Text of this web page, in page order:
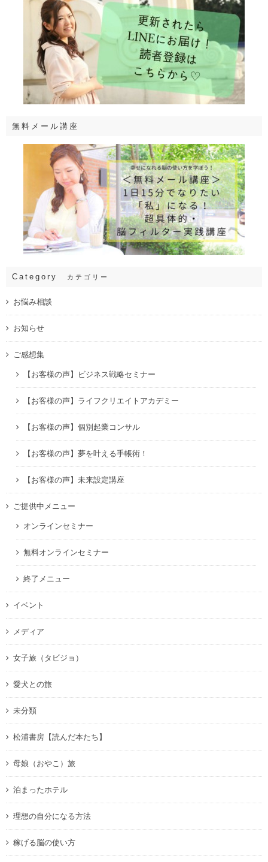
無料メール講座
Category カテゴリー
お悩み相談
お知らせ
ご感想集
【お客様の声】ビジネス戦略セミナー
【お客様の声】ライフクリエイトアカデミー
【お客様の声】個別起業コンサル
【お客様の声】夢を叶える手帳術！
【お客様の声】未来設定講座
ご提供中メニュー
オンラインセミナー
無料オンラインセミナー
終了メニュー
イベント
メディア
女子旅（タビジョ）
愛犬との旅
未分類
松浦書房【読んだ本たち】
母娘（おやこ）旅
泊まったホテル
理想の自分になる方法
稼げる脳の使い方